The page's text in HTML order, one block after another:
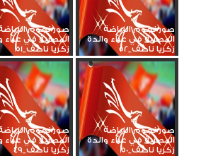
صور نجوم الرياضة
المصرية في عزاء والدة
زكريا ناصف_52
صور نجوم
المصرية في عزاء
زكريا ناصف_51
صور نجوم الرياضة
المصرية في عزاء والدة
زكريا ناصف_50
صور نجوم
المصرية في عزاء
زكريا ناصف_49